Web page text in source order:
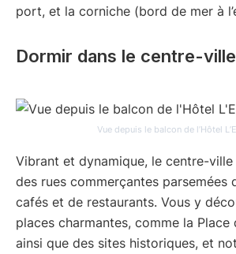
port, et la corniche (bord de mer à
Dormir dans le centre-
Vue depuis le balcon de l’Hôtel
Vibrant et dynamique, le centre-
des rues commerçantes parsemées
cafés et de restaurants. Vous y
places charmantes, comme la Place
ainsi que des sites historiques, et